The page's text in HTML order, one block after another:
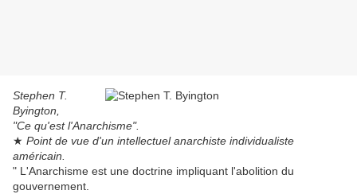
Stephen T.
Byington,
"Ce qu'est l'Anarchisme".
★ Point de vue d'un intellectuel anarchiste individualiste
américain.
" L'Anarchisme est une doctrine impliquant l'abolition du
gouvernement.